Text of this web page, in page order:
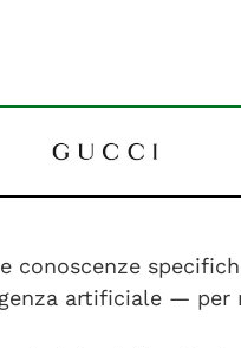
conoscenze
artificiale — per